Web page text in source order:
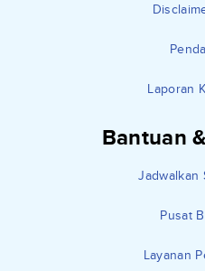
Laporan
Bantuan
Jadwalkan
Pusat
Layanan